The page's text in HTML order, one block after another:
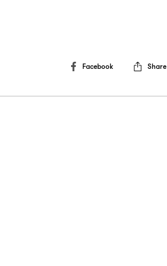
Facebook Share